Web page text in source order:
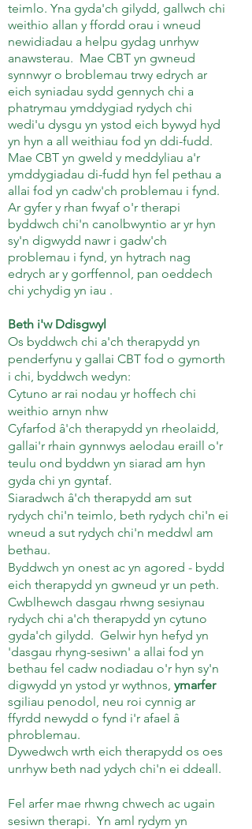
teimlo. Yna gyda'ch gilydd, gallwch chi
weithio allan y ffordd orau i wneud
newidiadau a helpu gydag unrhyw
anawsterau. Mae CBT yn gwneud
synnwyr o broblemau trwy edrych ar
eich syniadau sydd gennych chi a
phatrymau ymddygiad rydych chi
wedi'u dysgu yn ystod eich bywyd hyd
yn hyn a all weithiau fod yn ddi-fudd.
Mae CBT yn gweld y meddyliau a'r
ymddygiadau di-fudd hyn fel pethau a
allai fod yn cadw'ch problemau i fynd.
Ar gyfer y rhan fwyaf o'r therapi
byddwch chi'n canolbwyntio ar yr hyn
sy'n digwydd nawr i gadw'ch
problemau i fynd, yn hytrach nag
edrych ar y gorffennol, pan oeddech
chi ychydig yn iau .
Beth i'w Ddisgwyl
Os byddwch chi a'ch therapydd yn
penderfynu y gallai CBT fod o gymorth
i chi, byddwch wedyn:
Cytuno ar rai nodau yr hoffech chi
weithio arnyn nhw
Cyfarfod â'ch therapydd yn rheolaidd,
gallai'r rhain gynnwys aelodau eraill o'r
teulu ond byddwn yn siarad am hyn
gyda chi yn gyntaf.
Siaradwch â'ch therapydd am sut
rydych chi'n teimlo, beth rydych chi'n ei
wneud a sut rydych chi'n meddwl am
bethau.
Byddwch yn onest ac yn agored - bydd
eich therapydd yn gwneud yr un peth.
Cwblhewch dasgau rhwng sesiynau
rydych chi a'ch therapydd yn cytuno
gyda'ch gilydd. Gelwir hyn hefyd yn
'dasgau rhyng-sesiwn' a allai fod yn
bethau fel cadw nodiadau o'r hyn sy'n
digwydd yn ystod yr wythnos, ymarfer
sgiliau penodol, neu roi cynnig ar
ffyrdd newydd o fynd i'r afael â
phroblemau.
Dywedwch wrth eich therapydd os oes
unrhyw beth nad ydych chi'n ei ddeall.
Fel arfer mae rhwng chwech ac ugain
sesiwn therapi. Yn aml rydym yn